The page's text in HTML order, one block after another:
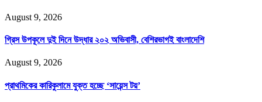
August 9, 2026
গ্রিস উপকূলে দুই দিনে উদ্ধার ২০২ অভিবাসী, বেশিরভাগই বাংলাদেশি
August 9, 2026
প্রাথমিকের কারিকুলামে যুক্ত হচ্ছে ‘সায়েন্স টয়’